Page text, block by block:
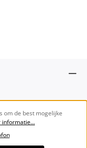
om de best mogelijke
informatie...